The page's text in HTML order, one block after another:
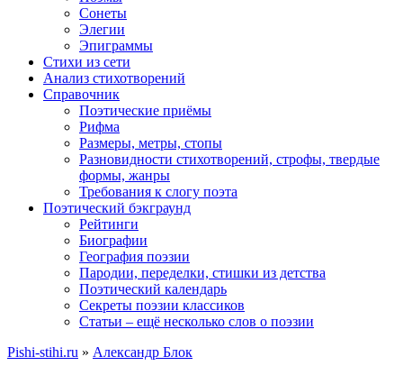
Сонеты
Элегии
Эпиграммы
Стихи из сети
Анализ стихотворений
Справочник
Поэтические приёмы
Рифма
Размеры, метры, стопы
Разновидности стихотворений, строфы, твердые
формы, жанры
Требования к слогу поэта
Поэтический бэкграунд
Рейтинги
Биографии
География поэзии
Пародии, переделки, стишки из детства
Поэтический календарь
Секреты поэзии классиков
Статьи – ещё несколько слов о поэзии
Pishi-stihi.ru » Александр Блок